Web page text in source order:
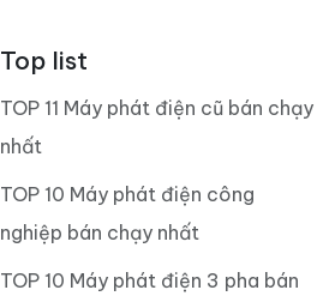
Top list
TOP 11 Máy phát điện cũ bán chạy
nhất
TOP 10 Máy phát điện công
nghiệp bán chạy nhất
TOP 10 Máy phát điện 3 pha bán